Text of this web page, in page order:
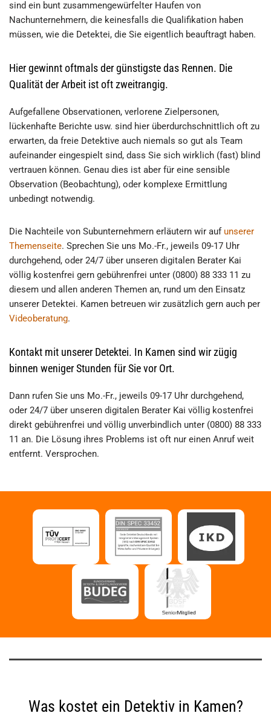
sind ein bunt zusammengewürfelter Haufen von
Nachunternehmern, die keinesfalls die Qualifikation haben
müssen, wie die Detektei, die Sie eigentlich beauftragt haben.
Hier gewinnt oftmals der günstigste das Rennen. Die
Qualität der Arbeit ist oft zweitrangig.
Aufgefallene Observationen, verlorene Zielpersonen,
lückenhafte Berichte usw. sind hier überdurchschnittlich oft zu
erwarten, da freie Detektive auch niemals so gut als Team
aufeinander eingespielt sind, dass Sie sich wirklich (fast) blind
vertrauen können. Genau dies ist aber für eine sensible
Observation (Beobachtung), oder komplexe Ermittlung
unbedingt notwendig.
Die Nachteile von Subunternehmern erläutern wir auf unserer
Themenseite. Sprechen Sie uns Mo.-Fr., jeweils 09-17 Uhr
durchgehend, oder 24/7 über unseren digitalen Berater Kai
völlig kostenfrei gern gebührenfrei unter (0800) 88 333 11 zu
diesem und allen anderen Themen an, rund um den Einsatz
unserer Detektei. Kamen betreuen wir zusätzlich gern auch per
Videoberatung.
Kontakt mit unserer Detektei. In Kamen sind wir zügig
binnen weniger Stunden für Sie vor Ort.
Dann rufen Sie uns Mo.-Fr., jeweils 09-17 Uhr durchgehend,
oder 24/7 über unseren digitalen Berater Kai völlig kostenfrei
direkt gebührenfrei und völlig unverbindlich unter (0800) 88 333
11 an. Die Lösung ihres Problems ist oft nur einen Anruf weit
entfernt. Versprochen.
Was kostet ein Detektiv in Kamen?